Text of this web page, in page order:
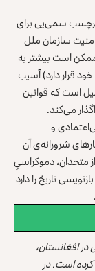
برچسب سمی‌یی برای
سازمان ملل
ممکن است بیشتر به
قرار دارد) آسیب
است که قوانین
می‌کند.
و
شرورانه‌ی آن
متحدان، دموکراسیِ
تاریخ را دارد
افغانستان،
است. در